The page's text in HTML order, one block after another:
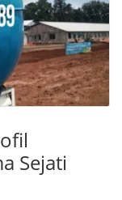
Sejati